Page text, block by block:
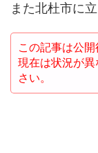
また北杜市に
この記事は公開
現在は状況が
さい。